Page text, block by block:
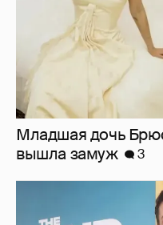
Младшая дочь
вышла замуж
3